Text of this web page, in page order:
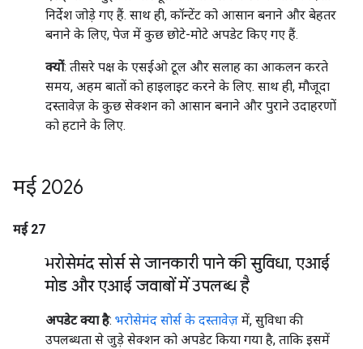
निर्देश जोड़े गए हैं. साथ ही, कॉन्टेंट को आसान बनाने और बेहतर
बनाने के लिए, पेज में कुछ छोटे-मोटे अपडेट किए गए हैं.
क्यों: तीसरे पक्ष के एसईओ टूल और सलाह का आकलन करते
समय, अहम बातों को हाइलाइट करने के लिए. साथ ही, मौजूदा
दस्तावेज़ के कुछ सेक्शन को आसान बनाने और पुराने उदाहरणों
को हटाने के लिए.
मई 2026
मई 27
भरोसेमंद सोर्स से जानकारी पाने की सुविधा, एआई
मोड और एआई जवाबों में उपलब्ध है
अपडेट क्या है: भरोसेमंद सोर्स के दस्तावेज़ में, सुविधा की
उपलब्धता से जुड़े सेक्शन को अपडेट किया गया है, ताकि इसमें